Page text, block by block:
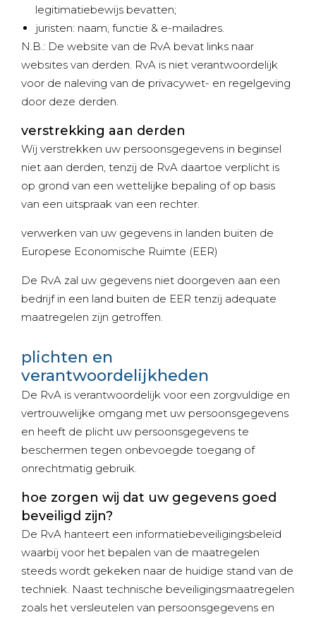
legitimatiebewijs bevatten;
juristen: naam, functie & e-mailadres.
N.B.: De website van de RvA bevat links naar
websites van derden. RvA is niet verantwoordelijk
voor de naleving van de privacywet- en regelgeving
door deze derden.
verstrekking aan derden
Wij verstrekken uw persoonsgegevens in beginsel
niet aan derden, tenzij de RvA daartoe verplicht is
op grond van een wettelijke bepaling of op basis
van een uitspraak van een rechter.
verwerken van uw gegevens in landen buiten de
Europese Economische Ruimte (EER)
De RvA zal uw gegevens niet doorgeven aan een
bedrijf in een land buiten de EER tenzij adequate
maatregelen zijn getroffen.
plichten en
verantwoordelijkheden
De RvA is verantwoordelijk voor een zorgvuldige en
vertrouwelijke omgang met uw persoonsgegevens
en heeft de plicht uw persoonsgegevens te
beschermen tegen onbevoegde toegang of
onrechtmatig gebruik.
hoe zorgen wij dat uw gegevens goed
beveiligd zijn?
De RvA hanteert een informatiebeveiligingsbeleid
waarbij voor het bepalen van de maatregelen
steeds wordt gekeken naar de huidige stand van de
techniek. Naast technische beveiligingsmaatregelen
zoals het versleutelen van persoonsgegevens en